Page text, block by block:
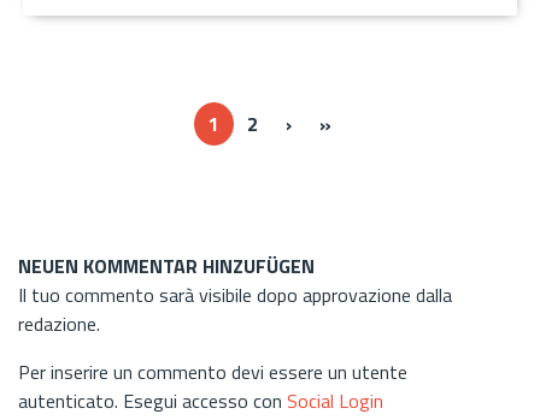
1 2 ›Next ›
»
NEUEN KOMMENTAR HINZUFÜGEN
Il tuo commento sarà visibile dopo approvazione dalla
redazione.
Per inserire un commento devi essere un utente
autenticato. Esegui accesso con Social Login